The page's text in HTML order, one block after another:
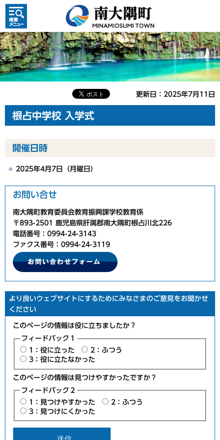
検索・
共通メ
ニュー
更新日：2025年7月11日
根占中学校 入学式
開催日時
2025年4月7日（月曜日）
お問い合せ
南大隅町教育委員会教育振興課学校教育係
〒893-2501 鹿児島県肝属郡南大隅町根占川北226
電話番号：0994-24-3143
ファクス番号：0994-24-3119
より良いウェブサイトにするためにみなさまのご意見をお聞かせ
ください
このページの情報は役に立ちましたか？
フィードバック１
1：役に立った
2：ふつう
3：役に立たなかった
このページの情報は見つけやすかったですか？
フィードバック２
1：見つけやすかった
2：ふつう
3：見つけにくかった